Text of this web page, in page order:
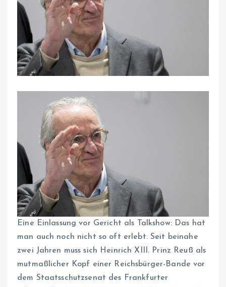
Eine Einlassung vor Gericht als Talkshow: Das hat
man auch noch nicht so oft erlebt. Seit beinahe
zwei Jahren muss sich Heinrich XIII. Prinz Reuß als
mutmaßlicher Kopf einer Reichsbürger-Bande vor
dem Staatsschutzsenat des Frankfurter